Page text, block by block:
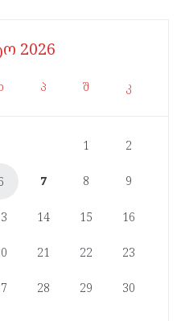
2026
პ შ კ
1 2
7 8 9
14 15 16
21 22 23
28 29 30